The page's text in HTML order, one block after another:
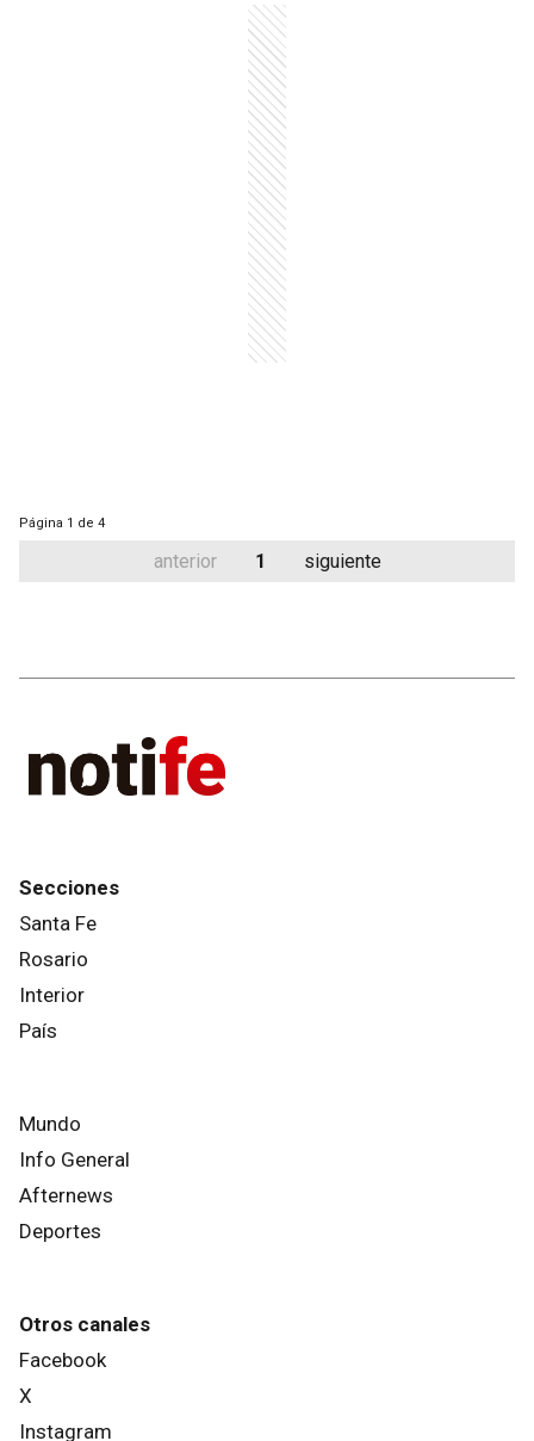
Página 1 de 4
anterior 1 siguiente
Secciones
Santa Fe
Rosario
Interior
País
Mundo
Info General
Afternews
Deportes
Otros canales
Facebook
X
Instagram